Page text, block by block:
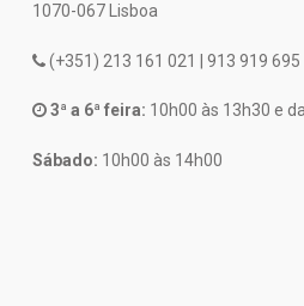
1070-067 Lisboa
(+351) 213 161 021 | 913 919 695
3ª a 6ª feira: 10h00 às 13h30 e
Sábado: 10h00 às 14h00